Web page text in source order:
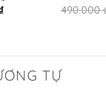
Giá
490.000
TỰ